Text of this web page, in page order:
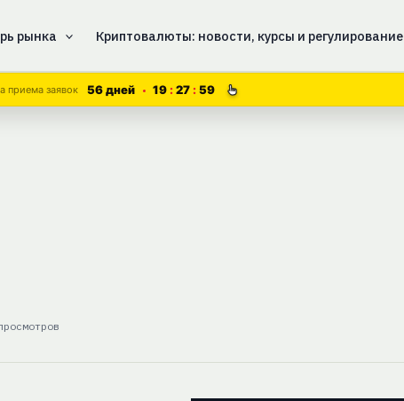
рынка Криптовалюты: новости, курсы и регулирование
приема заявок 56 дней 19 27 58